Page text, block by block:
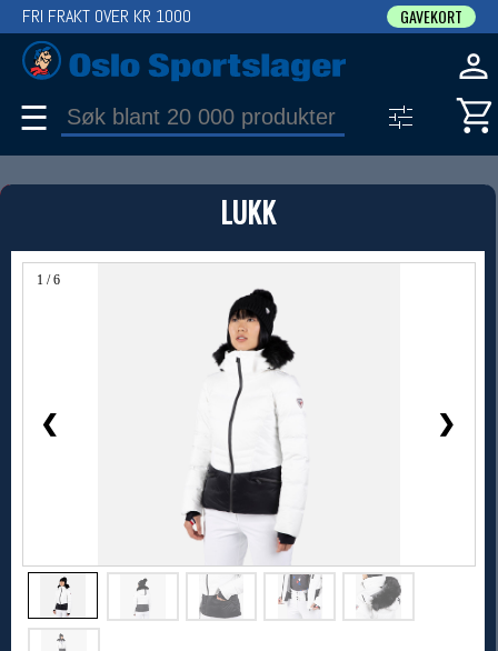
LUKK
1 / 6
❮ ❯
FRI FRAKT OVER KR 1000 GAVEKORT
☰
PRODUKT
Produkter (1)
Bruk filter til å spisse søket